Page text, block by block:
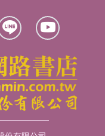
趣味性的哆啦Ａ夢作
夢漫畫所述說的科學相
將光轉換為電力的太
？
境與水力發電有什麼